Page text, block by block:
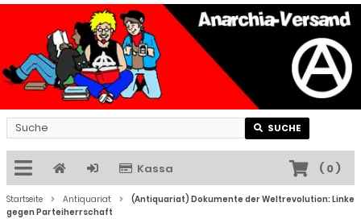
SUCHE
Kassa ( 0)
Startseite Antiquariat
(Antiquariat) Dokumente der Weltrevolution: Linke
gegen Parteiherrschaft